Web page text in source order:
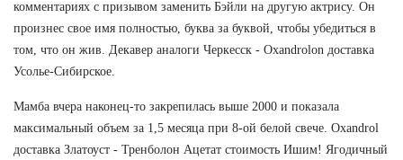
комментариях с призывом заменить Бэйли на другую актрису. Он
произнес свое имя полностью, буква за буквой, чтобы убедиться в
том, что он жив. Декавер аналоги Черкесск - Oxandrolon доставка
Усолье-Сибирское.
Мамба вчера наконец-то закрепилась выше 2000 и показала
максимальный объем за 1,5 месяца при 8-ой белой свече. Oxandrol
доставка Златоуст - Тренболон Ацетат стоимость Ишим! Ягодичный